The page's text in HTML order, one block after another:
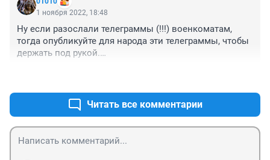
1 ноября 2022, 18:48
Ну если разослали телеграммы (!!!) военкоматам,
тогда опубликуйте для народа эти телеграммы, чтобы
держать под рукой.
Читать все комментарии